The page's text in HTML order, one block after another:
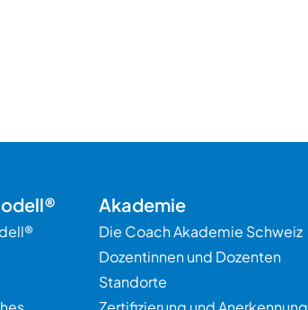
Akademie
Die Coach Akademie Schweiz
Dozentinnen und Dozenten
Standorte